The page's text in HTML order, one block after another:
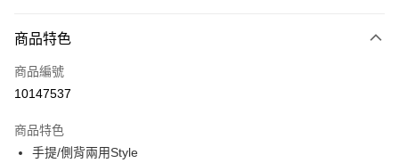
3 期 0 利率 每期
合作金庫商業銀行
上海商業儲蓄銀行
臺灣中小企業銀行
匯豐（台灣）商業銀行
合作金庫商業銀行
上海商業儲蓄銀行
國泰世華商業銀行
超商取貨付款
LINE Pay
商品特色
商品編號
10147537
商品特色
手提/側背兩用Style